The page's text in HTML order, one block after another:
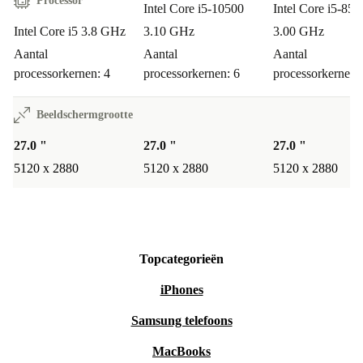
Intel Core i5 3.8 GHz
Aantal
processorkernen: 4
Intel Core i5-10500
3.10 GHz
Aantal
processorkernen: 6
Intel Core i5-
3.00 GHz
Aantal
processorkernen:
Beeldschermgrootte
27.0 "
5120 x 2880
27.0 "
5120 x 2880
27.0 "
5120 x 2880
Topcategorieën
iPhones
Samsung telefoons
MacBooks